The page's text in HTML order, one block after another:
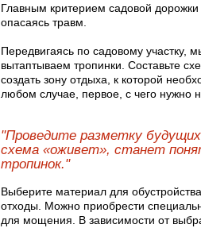
Главным критерием садовой
опасаясь травм.
Передвигаясь по садовому
вытаптываем тропинки. Составьте
создать зону отдыха, к которой
любом случае, первое, с чего нужно
"Проведите разметку
схема «оживет», станет
тропинок."
Выберите материал для
отходы. Можно приобрести
для мощения. В зависимости от